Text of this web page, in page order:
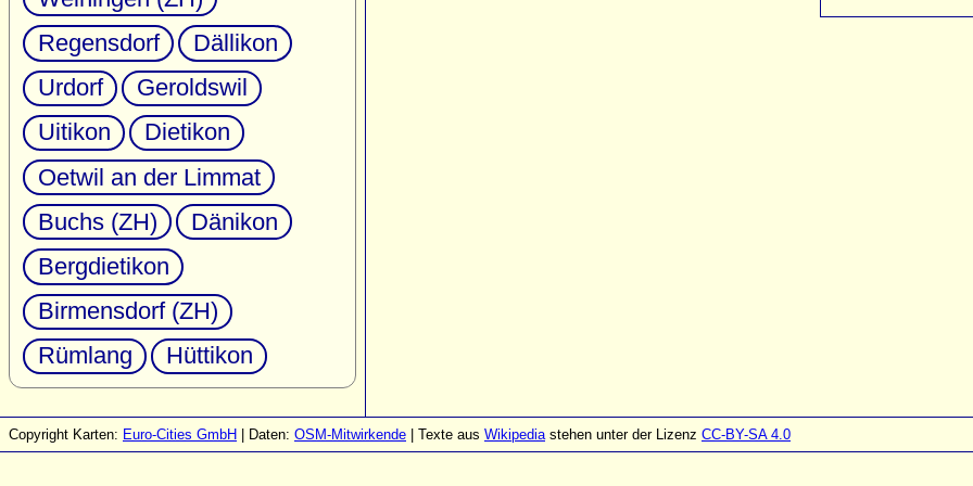
Regensdorf
Dällikon
Urdorf
Geroldswil
Uitikon
Dietikon
Oetwil an der Limmat
Buchs (ZH)
Dänikon
Bergdietikon
Birmensdorf (ZH)
Rümlang
Hüttikon
Copyright Karten: Euro-Cities GmbH | Daten: OSM-Mitwirkende | Texte aus Wikipediastehen unter der Lizenz CC-BY-SA 4.0